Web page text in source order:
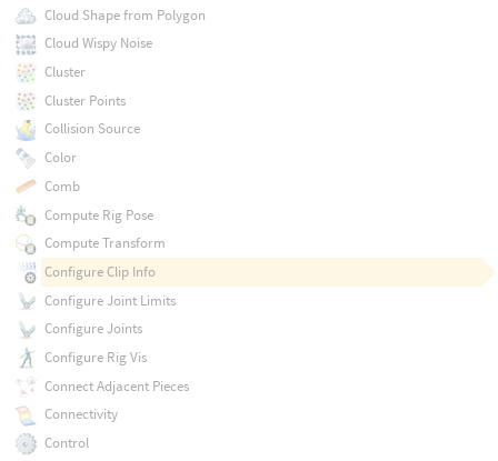
Cloud Shape from Polygon
Cloud Wispy Noise
Cluster
Cluster Points
Collision Source
Color
Comb
Compute Rig Pose
Compute Transform
Configure Clip Info
Configure Joint Limits
Configure Joints
Configure Rig Vis
Connect Adjacent Pieces
Connectivity
Control